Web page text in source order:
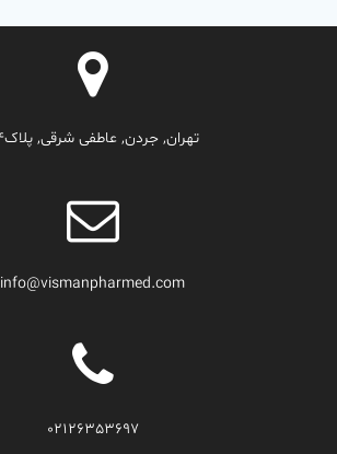
تهران, جردن, عاطفی شرقی, پلاک24
info@vismanpharmed.com
02126353697